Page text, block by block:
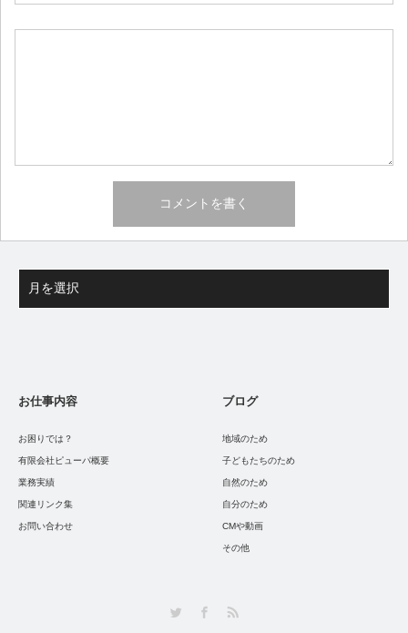
お仕事内容
お困りでは？
有限会社ピューパ概要
業務実績
関連リンク集
お問い合わせ
ブログ
地域のため
子どもたちのため
自然のため
自分のため
CMや動画
その他